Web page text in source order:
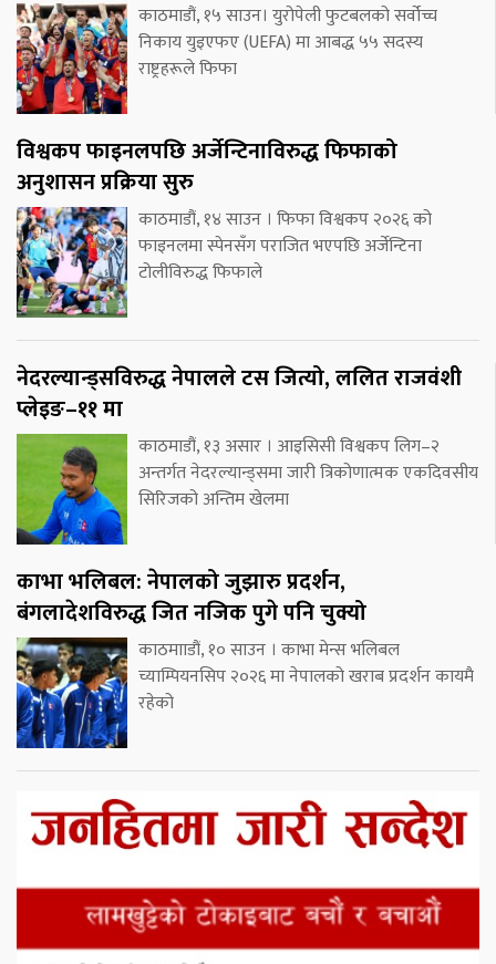
काठमाडौं, १५ साउन। युरोपेली फुटबलको सर्वोच्च
निकाय युइएफए (UEFA) मा आबद्ध ५५ सदस्य
राष्ट्रहरूले फिफा
विश्वकप फाइनलपछि अर्जेन्टिनाविरुद्ध फिफाको
अनुशासन प्रक्रिया सुरु
काठमाडौं, १४ साउन । फिफा विश्वकप २०२६ को
फाइनलमा स्पेनसँग पराजित भएपछि अर्जेन्टिना
टोलीविरुद्ध फिफाले
नेदरल्यान्ड्सविरुद्ध नेपालले टस जित्यो, ललित राजवंशी
प्लेइङ–११ मा
काठमाडौं, १३ असार । आइसिसी विश्वकप लिग–२
अन्तर्गत नेदरल्यान्ड्समा जारी त्रिकोणात्मक एकदिवसीय
सिरिजको अन्तिम खेलमा
काभा भलिबल: नेपालको जुझारु प्रदर्शन,
बंगलादेशविरुद्ध जित नजिक पुगे पनि चुक्यो
काठमााडौं, १० साउन । काभा मेन्स भलिबल
च्याम्पियनसिप २०२६ मा नेपालको खराब प्रदर्शन कायमै
रहेको